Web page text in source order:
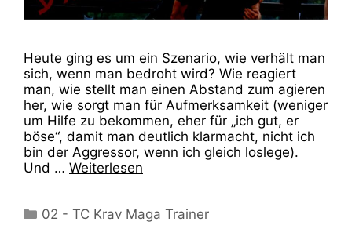
Heute ging es um ein Szenario, wie verhält man
sich, wenn man bedroht wird? Wie reagiert
man, wie stellt man einen Abstand zum agieren
her, wie sorgt man für Aufmerksamkeit (weniger
um Hilfe zu bekommen, eher für „ich gut, er
böse“, damit man deutlich klarmacht, nicht ich
bin der Aggressor, wenn ich gleich loslege).
Und … Weiterlesen
Kategorien
02 - TC Krav Maga Trainer